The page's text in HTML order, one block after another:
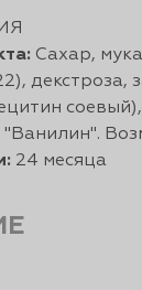
Сахар,
декстроза,
24 месяца